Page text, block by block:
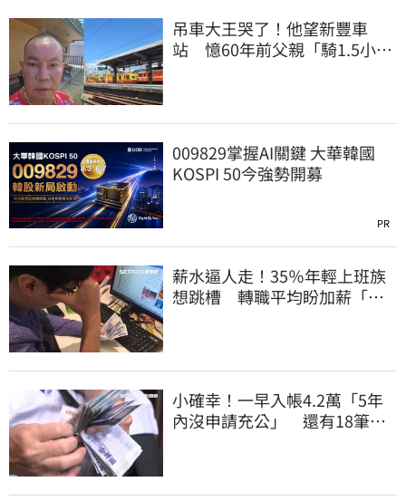
吊車大王哭了！他望新豐車
站 憶60年前父親「騎1.5小時
009829掌握AI關鍵 大華韓國
KOSPI 50今強勢開募
PR
薪水逼人走！35％年輕上班族
想跳槽 轉職平均盼加薪「破
小確幸！一早入帳4.2萬「5年
內沒申請充公」 還有18筆錢